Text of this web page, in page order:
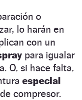
o
lo harán en
con un
para igualar
O, si hace falta,
especial
de compresor.